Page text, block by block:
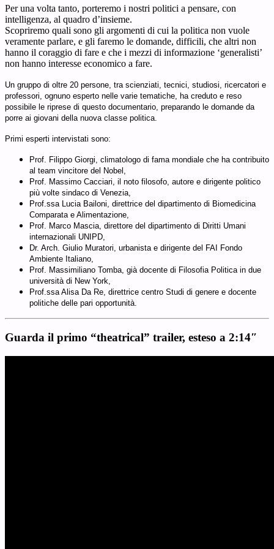
Per una volta tanto, porteremo i nostri politici a pensare, con
intelligenza, al quadro d’insieme.
Scopriremo quali sono gli argomenti di cui la politica non vuole
veramente parlare, e gli faremo le domande, difficili, che altri non
hanno il coraggio di fare e che i mezzi di informazione ‘generalisti’
non hanno interesse economico a fare.
Un gruppo di oltre 20 persone, tra scienziati, tecnici, studiosi, ricercatori e
professori, ognuno esperto nelle varie tematiche, ha creduto e reso
possibile le riprese di questo documentario, preparando le domande da
porre ai giovani della nuova classe politica.
Primi esperti intervistati sono:
Prof. Filippo Giorgi, climatologo di fama mondiale che ha contribuito
al team vincitore del Nobel,
Prof. Massimo Cacciari, il noto filosofo, autore e dirigente politico
più volte sindaco di Venezia,
Prof.ssa Lucia Bailoni, direttrice del dipartimento di Biomedicina
Comparata e Alimentazione,
Prof. Marco Mascia, direttore del dipartimento di Diritti Umani
internazionali UNIPD,
Dr. Arch. Giulio Muratori, urbanista e dirigente del FAI Fondo
Ambiente Italiano,
Prof. Massimiliano Tomba, già docente di Filosofia Politica in due
università di New York,
Prof.ssa Alisa Da Re, direttrice centro Studi di genere e docente
politiche delle pari opportunità.
Guarda il primo “theatrical” trailer, esteso a 2:14″